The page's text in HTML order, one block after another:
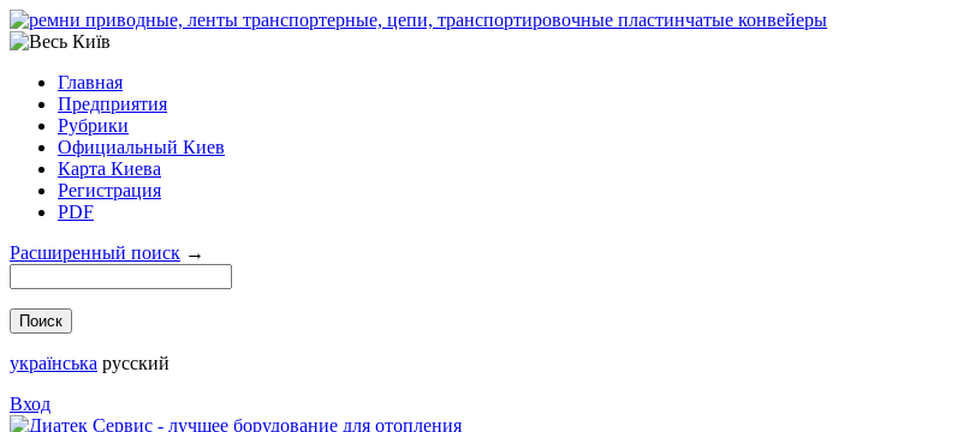
Главная
Предприятия
Рубрики
Официальный Киев
Карта Киева
Регистрация
PDF
Расширенный поиск →
українська русский
Вход